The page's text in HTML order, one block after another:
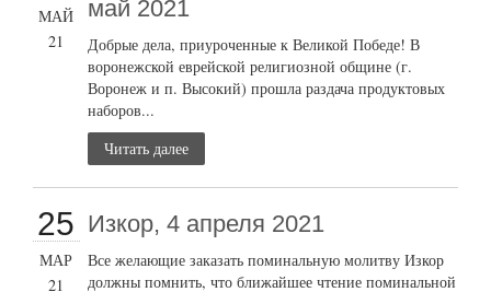
МАЙ
21
май 2021
Добрые дела, приуроченные к Великой Победе! В
воронежской еврейской религиозной общине (г.
Воронеж и п. Высокий) прошла раздача продуктовых
наборов...
Читать далее
25
МАР
21
Изкор, 4 апреля 2021
Все желающие заказать поминальную молитву Изкор
должны помнить, что ближайшее чтение поминальной